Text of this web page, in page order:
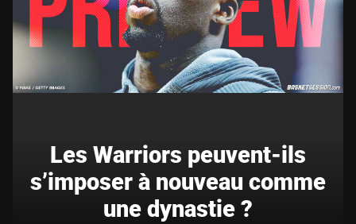
Les Warriors peuvent-ils
s’imposer à nouveau comme
une dynastie ?